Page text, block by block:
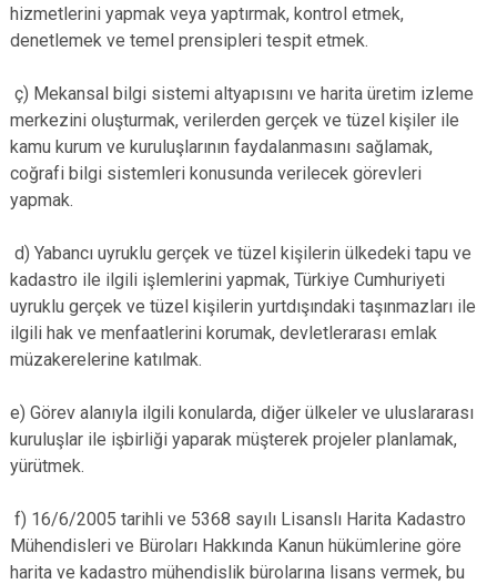
hizmetlerini yapmak veya yaptırmak, kontrol etmek,
denetlemek ve temel prensipleri tespit etmek.
ç) Mekansal bilgi sistemi altyapısını ve harita üretim izleme
merkezini oluşturmak, verilerden gerçek ve tüzel kişiler ile
kamu kurum ve kuruluşlarının faydalanmasını sağlamak,
coğrafi bilgi sistemleri konusunda verilecek görevleri
yapmak.
d) Yabancı uyruklu gerçek ve tüzel kişilerin ülkedeki tapu ve
kadastro ile ilgili işlemlerini yapmak, Türkiye Cumhuriyeti
uyruklu gerçek ve tüzel kişilerin yurtdışındaki taşınmazları ile
ilgili hak ve menfaatlerini korumak, devletlerarası emlak
müzakerelerine katılmak.
e) Görev alanıyla ilgili konularda, diğer ülkeler ve uluslararası
kuruluşlar ile işbirliği yaparak müşterek projeler planlamak,
yürütmek.
f) 16/6/2005 tarihli ve 5368 sayılı Lisanslı Harita Kadastro
Mühendisleri ve Büroları Hakkında Kanun hükümlerine göre
harita ve kadastro mühendislik bürolarına lisans vermek, bu